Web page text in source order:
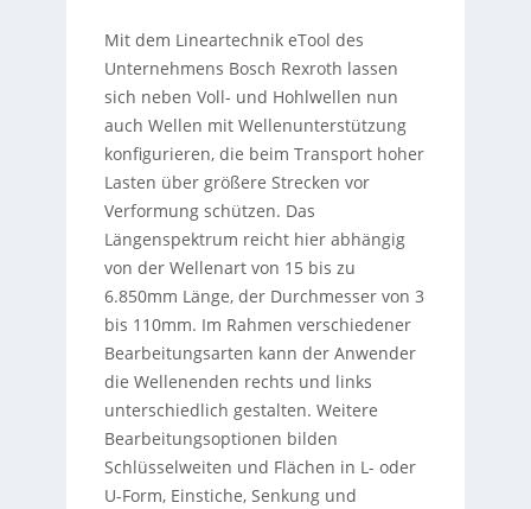
Mit dem Lineartechnik eTool des
Unternehmens Bosch Rexroth lassen
sich neben Voll- und Hohlwellen nun
auch Wellen mit Wellenunterstützung
konfigurieren, die beim Transport hoher
Lasten über größere Strecken vor
Verformung schützen. Das
Längenspektrum reicht hier abhängig
von der Wellenart von 15 bis zu
6.850mm Länge, der Durchmesser von 3
bis 110mm. Im Rahmen verschiedener
Bearbeitungsarten kann der Anwender
die Wellenenden rechts und links
unterschiedlich gestalten. Weitere
Bearbeitungsoptionen bilden
Schlüsselweiten und Flächen in L- oder
U-Form, Einstiche, Senkung und